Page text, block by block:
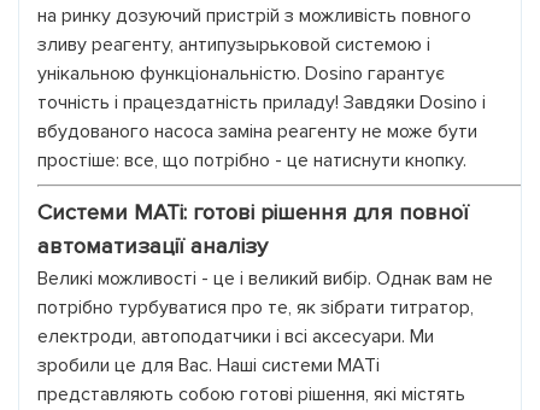
на ринку дозуючий пристрій з можливість повного
зливу реагенту, антипузырьковой системою і
унікальною функціональністю. Dosino гарантує
точність і працездатність приладу! Завдяки Dosino і
вбудованого насоса заміна реагенту не може бути
простіше: все, що потрібно - це натиснути кнопку.
Системи MATi: готові рішення для повної
автоматизації аналізу
Великі можливості - це і великий вибір. Однак вам не
потрібно турбуватися про те, як зібрати титратор,
електроди, автоподатчики і всі аксесуари. Ми
зробили це для Вас. Наші системи MATi
представляють собою готові рішення, які містять